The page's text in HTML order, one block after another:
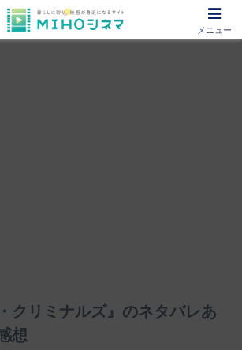
介！あなたの映画図書館『MIHOシネマ』
クリミナルズ』のネタバレあ
想
メニュー